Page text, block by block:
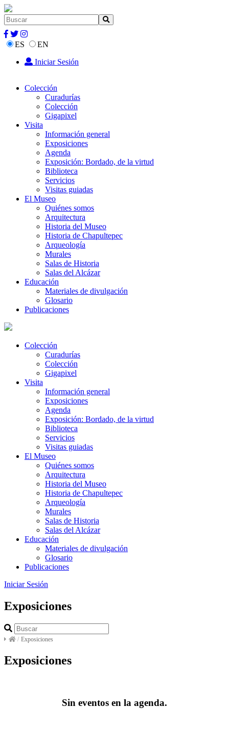
ES
EN
Iniciar Sesión
Colección
Curadurías
Colección
Gigapixel
Visita
Información general
Exposiciones
Agenda
Exposición: Bordado, de la virtud
Biblioteca
Servicios
Visitas guiadas
El Museo
Quiénes somos
Arquitectura
Historia del Museo
Historia de Chapultepec
Arqueología
Murales
Salas de Historia
Salas del Alcázar
Educación
Materiales de divulgación
Glosario
Publicaciones
Colección
Curadurías
Colección
Gigapixel
Visita
Información general
Exposiciones
Agenda
Exposición: Bordado, de la virtud
Biblioteca
Servicios
Visitas guiadas
El Museo
Quiénes somos
Arquitectura
Historia del Museo
Historia de Chapultepec
Arqueología
Murales
Salas de Historia
Salas del Alcázar
Educación
Materiales de divulgación
Glosario
Publicaciones
Iniciar Sesión
Exposiciones
/ Exposiciones
Exposiciones
Sin eventos en la agenda.